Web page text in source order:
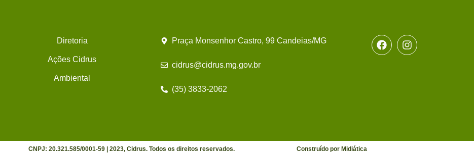
Diretoria
Ações Cidrus
Ambiental
Praça Monsenhor Castro, 99 Candeias/MG
cidrus@cidrus.mg.gov.br
(35) 3833-2062
CNPJ: 20.321.585/0001-59 | 2023, Cidrus. Todos os direitos reservados. Construído por Midiática